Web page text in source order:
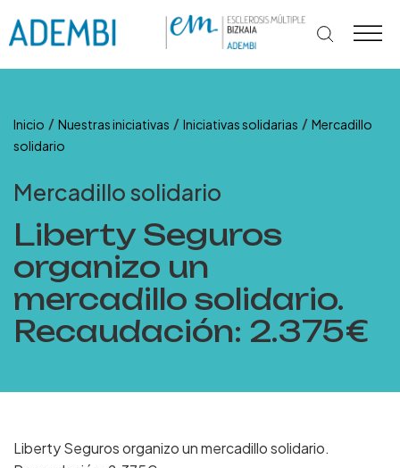
al
Inicio / Nuestras iniciativas / Iniciativas solidarias / Mercadillo
solidario
Mercadillo solidario
Liberty Seguros
organizo un
mercadillo solidario.
Recaudación: 2.375€
Liberty Seguros organizo un mercadillo solidario.